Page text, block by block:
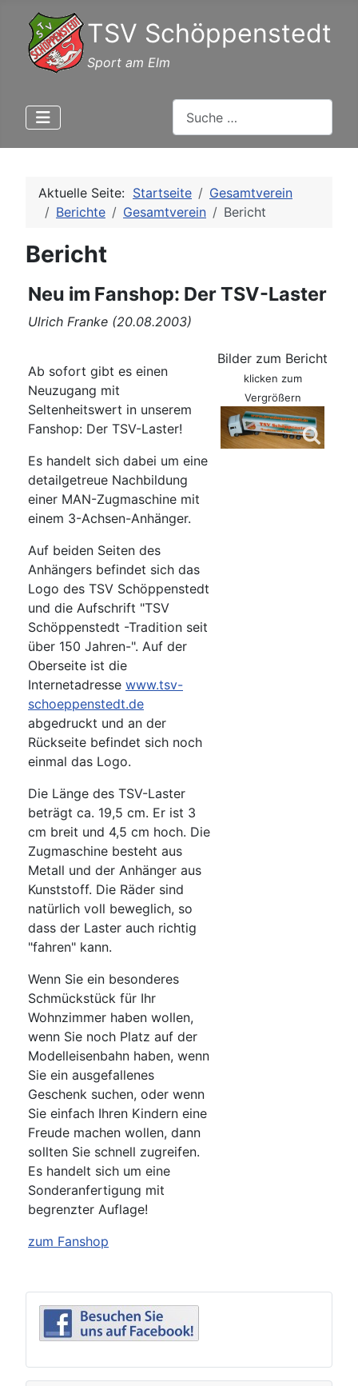
TSV Schöppenstedt
Sport am Elm
Aktuelle Seite: Startseite
Gesamtverein
Berichte
Gesamtverein Bericht
Bericht
Neu im Fanshop: Der TSV-Laster
Ulrich Franke (20.08.2003)
Ab sofort gibt es einen
Neuzugang mit
Seltenheitswert in unserem
Fanshop: Der TSV-Laster!
Es handelt sich dabei um eine
detailgetreue Nachbildung
einer MAN-Zugmaschine mit
einem 3-Achsen-Anhänger.
Auf beiden Seiten des
Anhängers befindet sich das
Logo des TSV Schöppenstedt
und die Aufschrift "TSV
Schöppenstedt -Tradition seit
über 150 Jahren-". Auf der
Oberseite ist die
Internetadresse www.tsv-
schoeppenstedt.de
abgedruckt und an der
Rückseite befindet sich noch
einmal das Logo.
Die Länge des TSV-Laster
beträgt ca. 19,5 cm. Er ist 3
cm breit und 4,5 cm hoch. Die
Zugmaschine besteht aus
Metall und der Anhänger aus
Kunststoff. Die Räder sind
natürlich voll beweglich, so
dass der Laster auch richtig
"fahren" kann.
Wenn Sie ein besonderes
Schmückstück für Ihr
Wohnzimmer haben wollen,
wenn Sie noch Platz auf der
Modelleisenbahn haben, wenn
Sie ein ausgefallenes
Geschenk suchen, oder wenn
Sie einfach Ihren Kindern eine
Freude machen wollen, dann
sollten Sie schnell zugreifen.
Es handelt sich um eine
Sonderanfertigung mit
begrenzter Auflage!
zum Fanshop
Bilder zum Bericht
klicken zum
Vergrößern